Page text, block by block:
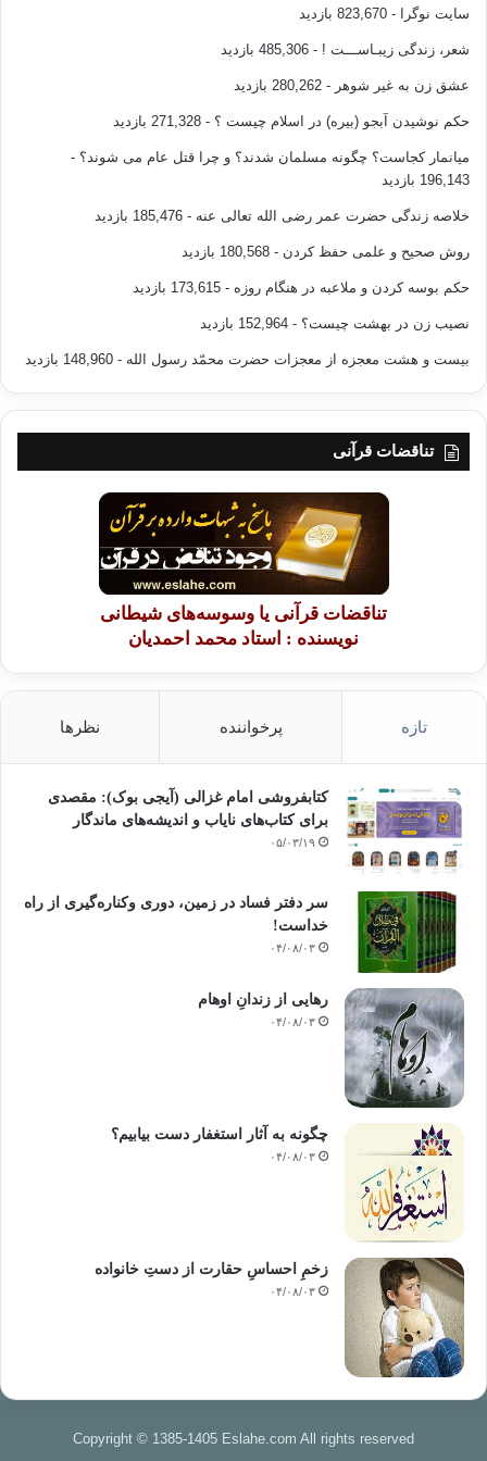
بگذار قرآن بر خواسته هایت تسلط یابد و مگذار خواسته هایت بر
قرآن تسلط یابد.
توصیه و اندرز ابی درداء را به یاد آور: زمام خود را به دست قرآن
بسپارید زیرا قرآن به میانه روی و آسان گیری تشویق کرده و از ستم
و خشونت برحذر می دارد…
باید کار رهبری مان را به قرآن بسپاریم و به یاری خدا به زودی خیر
————————————————————
مجتبی دوروزی / انتشارات: نشر احسان 1390
تاثیرپذیری از قرآن
چرا از خواندن قرآن تاثیر نمی پذیرم
چگونه قرآن بخوانیم راه تاثیر پذیری از قرآن
راههای تاثیرپذیری از قرآن
سایت نوگرا - 823,670 بازدید
شعر، زندگی زیبـاســـت ! - 485,306 بازدید
عشق زن به غیر شوهر - 280,262 بازدید
حکم نوشیدن آبجو (بیره) در اسلام چیست ؟ - 271,328 بازدید
میانمار کجاست؟ چگونه مسلمان شدند؟ و چرا قتل عام می شوند؟ -
196,143 بازدید
خلاصه زندگی حضرت عمر رضی الله تعالی عنه - 185,476 بازدید
روش صحیح و علمی حفظ کردن - 180,568 بازدید
حکم بوسه کردن و ملاعبه در هنگام روزه - 173,615 بازدید
نصیب زن در بهشت چیست؟ - 152,964 بازدید
بیست و هشت معجزه از معجزات حضرت محمّد رسول الله - 148,960 بازدید
تناقضات قرآنی
تناقضات قرآنی یا وسوسه‌های شیطانی
نویسنده : استاد محمد احمدیان
تازه پرخواننده نظرها
کتابفروشی امام غزالی (آیجی بوک): مقصدی
برای کتاب‌های نایاب و اندیشه‌های ماندگار
۰۵/۰۳/۱۹
سر دفتر فساد در زمین‌، دوری وکناره‌گیری از راه
خداست‌!
۰۴/۰۸/۰۳
رهایی از زندانِ اوهام
۰۴/۰۸/۰۳
چگونه به آثار استغفار دست بیابیم؟
۰۴/۰۸/۰۳
زخمِ احساسِ حقارت از دستِ خانواده
۰۴/۰۸/۰۳
Copyright © 1385-1405 Eslahe.com All rights reserved